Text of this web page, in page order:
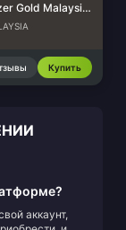
Razer Gold Malaysia (MYR)
Купить
аккаунт,